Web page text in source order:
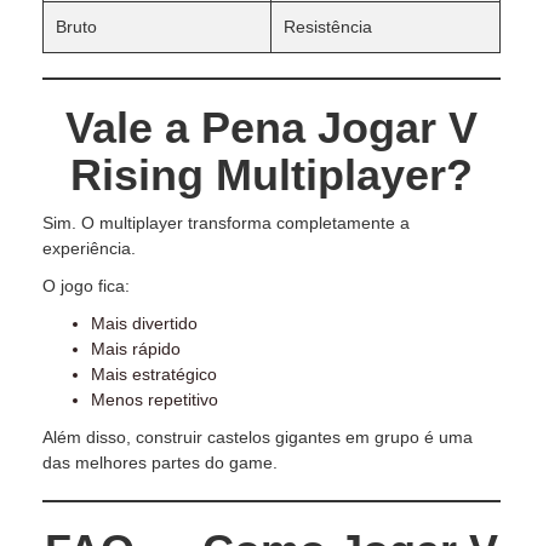
Bruto Resistência
Vale a Pena Jogar V
Rising Multiplayer?
Sim. O multiplayer transforma completamente a
experiência.
O jogo fica:
Mais divertido
Mais rápido
Mais estratégico
Menos repetitivo
Além disso, construir castelos gigantes em grupo é uma
das melhores partes do game.